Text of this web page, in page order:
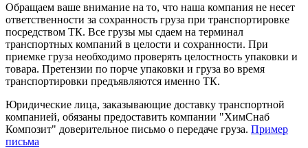
Обращаем ваше внимание на то, что наша компания не несет
ответственности за сохранность груза при транспортировке
посредством ТК. Все грузы мы сдаем на терминал
транспортных компаний в целости и сохранности. При
приемке груза необходимо проверять целостность упаковки и
товара. Претензии по порче упаковки и груза во время
транспортировки предъявляются именно ТК.
Юридические лица, заказывающие доставку транспортной
компанией, обязаны предоставить компании "ХимСнаб
Композит" доверительное письмо о передаче груза. Пример
письма